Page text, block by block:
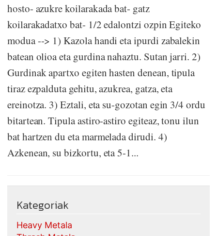
hosto- azukre koilarakada bat- gatz
koilarakadatxo bat- 1/2 edalontzi ozpin Egiteko
modua --> 1) Kazola handi eta ipurdi zabalekin
batean olioa eta gurdina nahaztu. Sutan jarri. 2)
Gurdinak apartxo egiten hasten denean, tipula
tiraz ezpalduta gehitu, azukrea, gatza, eta
ereinotza. 3) Eztali, eta su-gozotan egin 3/4 ordu
bitartean. Tipula astiro-astiro egiteaz, tonu ilun
bat hartzen du eta marmelada dirudi. 4)
Azkenean, su bizkortu, eta 5-1...
Kategoriak
Heavy Metala